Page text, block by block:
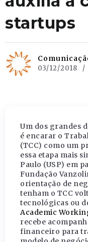
startups
03/12/2018
Um dos grandes
é encarar o
(TCC) como um
essa etapa mais
Paulo (USP) em
Fundação
orientação de
tenham o TCC
tecnológicas ou
Academic
recebe
financeiro para